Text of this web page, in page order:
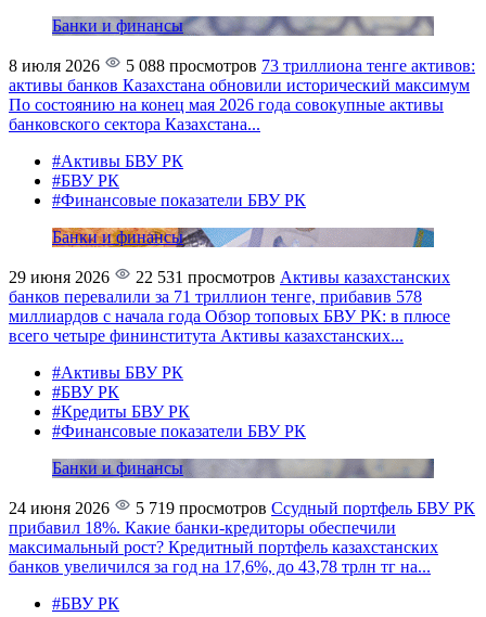
Банки и финансы
8 июля 2026 5 088 просмотров 73 триллиона тенге активов:
активы банков Казахстана обновили исторический максимум
По состоянию на конец мая 2026 года совокупные активы
банковского сектора Казахстана...
#Активы БВУ РК
#БВУ РК
#Финансовые показатели БВУ РК
Банки и финансы
29 июня 2026 22 531 просмотров Активы казахстанских
банков перевалили за 71 триллион тенге, прибавив 578
миллиардов с начала года Обзор топовых БВУ РК: в плюсе
всего четыре фининститута Активы казахстанских...
#Активы БВУ РК
#БВУ РК
#Кредиты БВУ РК
#Финансовые показатели БВУ РК
Банки и финансы
24 июня 2026 5 719 просмотров Ссудный портфель БВУ РК
прибавил 18%. Какие банки-кредиторы обеспечили
максимальный рост? Кредитный портфель казахстанских
банков увеличился за год на 17,6%, до 43,78 трлн тг на...
#БВУ РК